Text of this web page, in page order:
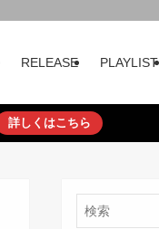
RELEASE PLAYLIST
詳しくはこちら